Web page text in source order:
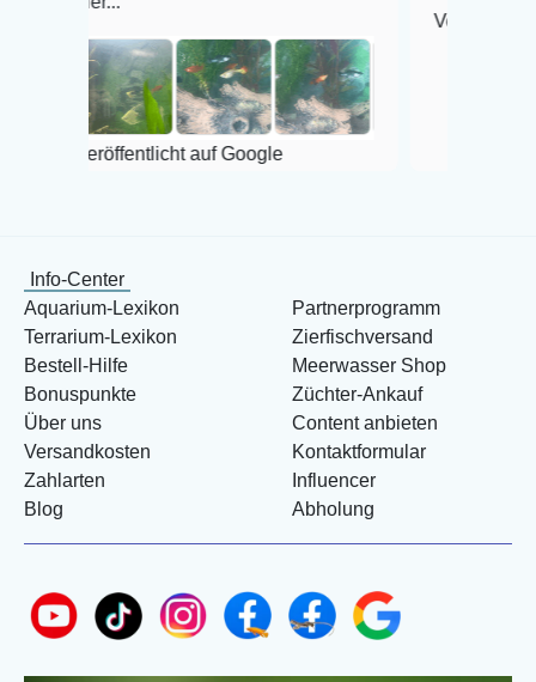
auf Google
Veröffentlicht auf
Info-Center
Aquarium-Lexikon
Terrarium-Lexikon
Bestell-Hilfe
Bonuspunkte
Über uns
Versandkosten
Zahlarten
Blog
Partnerprogramm
Zierfischversand
Meerwasser Shop
Züchter-Ankauf
Content anbieten
Kontaktformular
Influencer
Abholung